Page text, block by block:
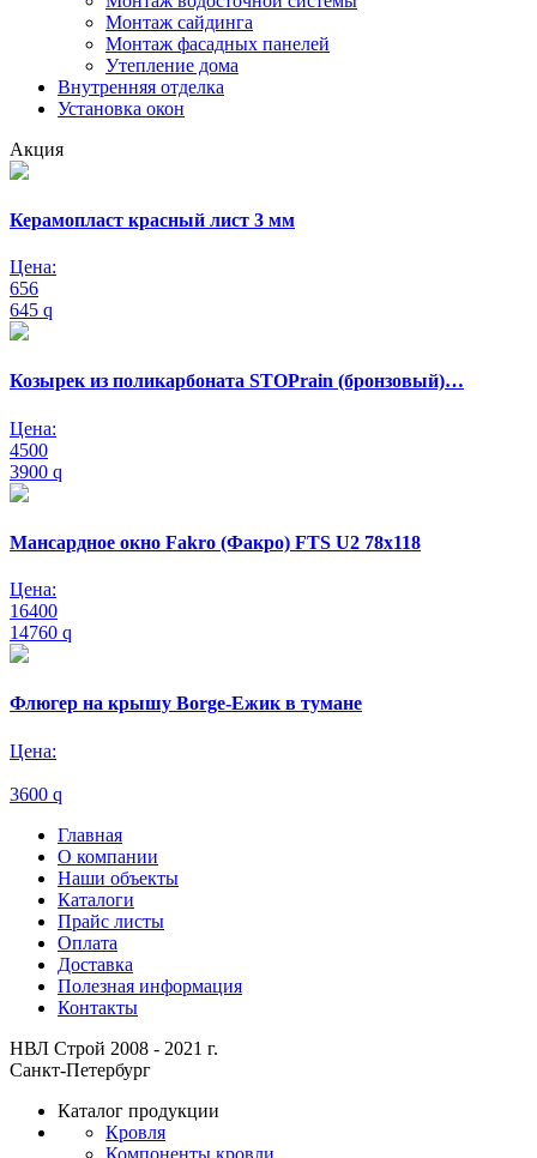
Монтаж сайдинга
Монтаж фасадных панелей
Утепление дома
Внутренняя отделка
Установка окон
Акция
Керамопласт красный лист 3 мм
Цена:
656
645 q
Козырек из поликарбоната STOPrain (бронзовый)…
Цена:
4500
3900 q
Мансардное окно Fakro (Факро) FTS U2 78х118
Цена:
16400
14760 q
Флюгер на крышу Borge-Ежик в тумане
Цена:
3600 q
Главная
О компании
Наши объекты
Каталоги
Прайс листы
Оплата
Доставка
Полезная информация
Контакты
НВЛ Строй 2008 - 2021 г.
Санкт-Петербург
Каталог продукции
Кровля
Компоненты кровли